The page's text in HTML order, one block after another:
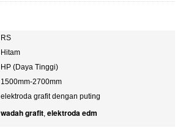
RS
Hitam
HP (Daya Tinggi)
1500mm-2700mm
elektroda grafit dengan puting
wadah grafit, elektroda edm